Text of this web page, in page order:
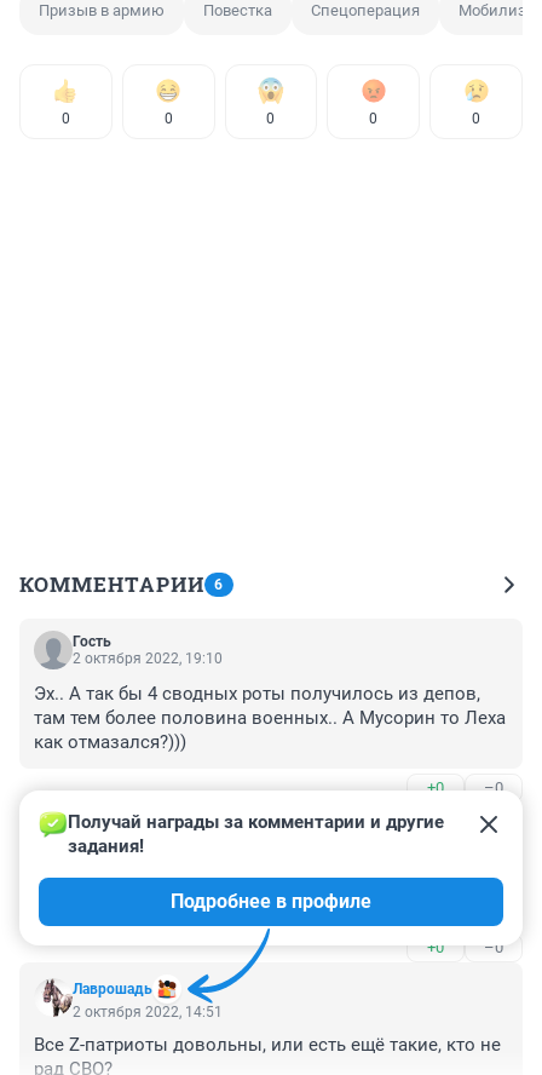
Призыв в армию Повестка Спецоперация
0 0 0 0 0
КОММЕНТАРИИ 6
Гость
2 октября 2022, 19:10
Эх.. А так бы 4 сводных роты получилось из депов,
там тем более половина военных.. А Мусорин то Леха
как отмазался?)))
+0 –0
Гость
2 октября 2022, 18:17
Настоящий военный не может знать, сколько у него
детей осталось под пальмами.
+0 –0
Лаврошадь
Получай награды за комментарии и другие
задания!
Подробнее в профиле
2 октября 2022, 14:51
Все Z-патриоты довольны, или есть ещё такие, кто не
рад СВО?